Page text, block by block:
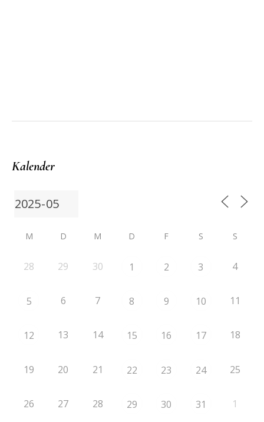
Kalender
M D M D F S S
28 29 30 1 2 3 4
5 6 7 8 9 10 11
12 13 14 15 16 17 18
19 20 21 22 23 24 25
26 27 28 29 30 31 1